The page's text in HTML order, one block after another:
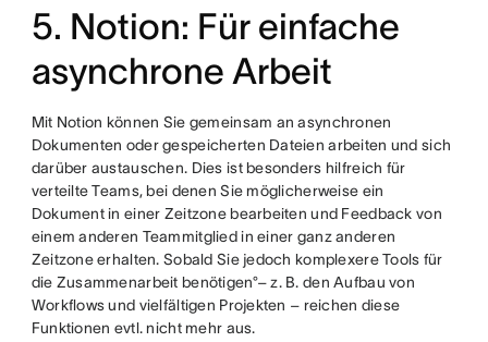
5. Notion: Für einfache
asynchrone Arbeit
Mit Notion können Sie gemeinsam an asynchronen
Dokumenten oder gespeicherten Dateien arbeiten und sich
darüber austauschen. Dies ist besonders hilfreich für
verteilte Teams, bei denen Sie möglicherweise ein
Dokument in einer Zeitzone bearbeiten und Feedback von
einem anderen Teammitglied in einer ganz anderen
Zeitzone erhalten. Sobald Sie jedoch komplexere Tools für
die Zusammenarbeit benötigen°– z. B. den Aufbau von
Workflows und vielfältigen Projekten – reichen diese
Funktionen evtl. nicht mehr aus.